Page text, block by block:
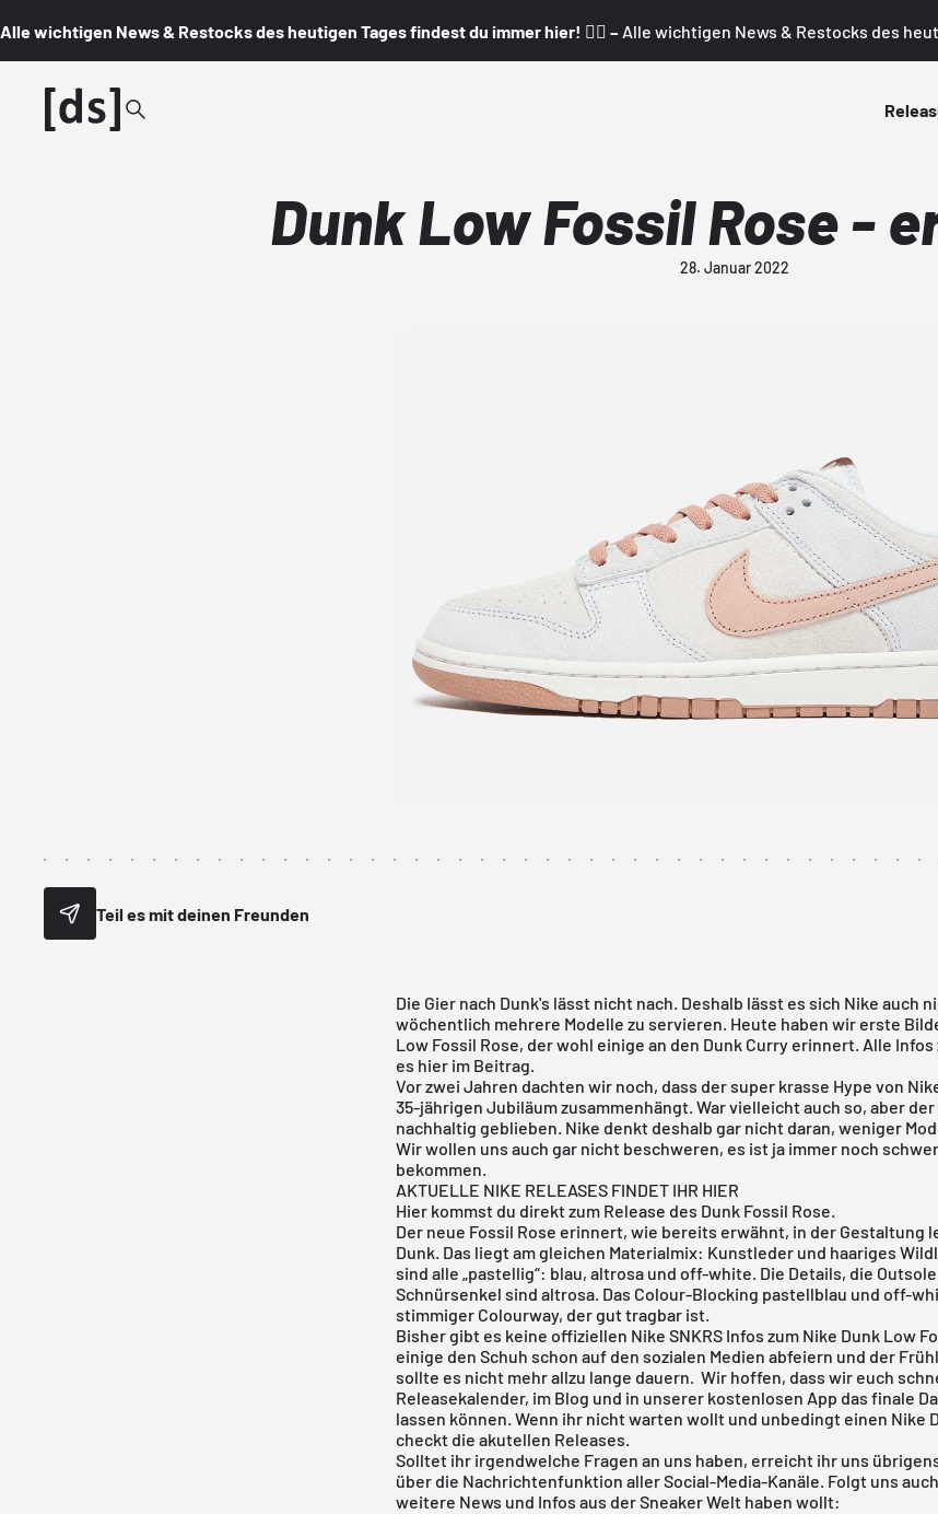
Alle wichtigen News & Restocks des heutigen Tages findest du immer hier! 👇🏼 – Alle wichtigen News & Restocks des
Dunk Low Fossil Rose -
28. Januar 2022
Teil es mit deinen Freunden
Die Gier nach Dunk's lässt nicht nach. Deshalb lässt es sich Nike auch
wöchentlich mehrere Modelle zu servieren. Heute haben wir erste
Low Fossil Rose, der wohl einige an den Dunk Curryerinnert. Alle Infos
es hier im Beitrag.
Vor zwei Jahren dachten wir noch, dass der super krasse Hype von
35-jährigen Jubiläum zusammenhängt. War vielleicht auch so, aber
nachhaltig geblieben. Nike denkt deshalb gar nicht daran, weniger
Wir wollen uns auch gar nicht beschweren, es ist ja immer noch
bekommen.
AKTUELLE NIKE RELEASES FINDET IHR HIER
Hier kommst du direkt zum Release des Dunk Fossil Rose.
Der neue Fossil Rose erinnert, wie bereits erwähnt, in der Gestaltung
Dunk. Das liegt am gleichen Materialmix: Kunstleder und haariges
sind alle „pastellig“: blau, altrosa und off-white. Die Details, die
Schnürsenkel sind altrosa. Das Colour-Blocking pastellblau und off-
stimmiger Colourway, der gut tragbar ist.
Bisher gibt es keine offiziellen Nike SNKRSInfos zum Nike Dunk Low
einige den Schuh schon auf den sozialen Medien abfeiern und der
sollte es nicht mehr allzu lange dauern. Wir hoffen, dass wir euch
Releasekalender, im Blog und in unserer kostenlosen App das finale
lassen können. Wenn ihr nicht warten wollt und unbedingt einen Nike
checkt die akutellen Releases.
Solltet ihr irgendwelche Fragen an uns haben, erreicht ihr uns
über die Nachrichtenfunktion aller Social-Media-Kanäle. Folgt uns
weitere News und Infos aus der Sneaker Welt haben wollt: